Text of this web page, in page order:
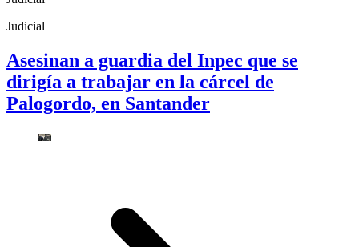
Judicial
Asesinan a guardia del Inpec que se
dirigía a trabajar en la cárcel de
Palogordo, en Santander